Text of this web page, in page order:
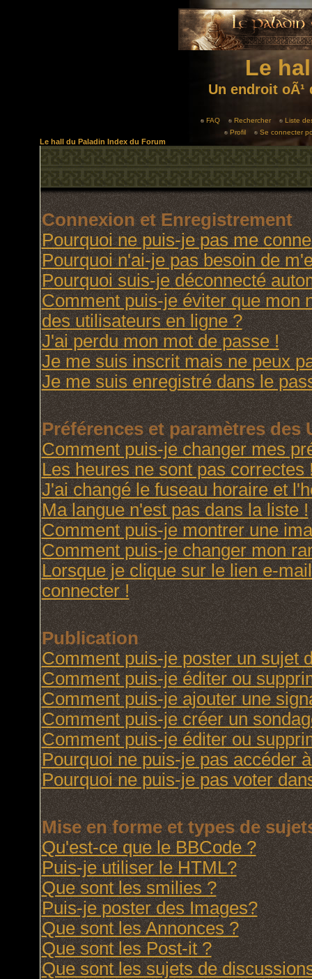
Le
Un endroit
FAQ Rechercher
Liste
Profil
Se connecter
Le hall du Paladin Index du Forum
Connexion et Enregistrement
Pourquoi ne puis-je pas me
Pourquoi n'ai-je pas besoin de
Pourquoi suis-je déconnecté
Comment puis-je éviter que mon
des utilisateurs en ligne ?
J'ai perdu mon mot de passe !
Je me suis inscrit mais ne peux
Je me suis enregistré dans le
Préférences et paramètres des
Comment puis-je changer mes
Les heures ne sont pas correctes
J'ai changé le fuseau horaire et
Ma langue n'est pas dans la liste !
Comment puis-je montrer une
Comment puis-je changer mon
Lorsque je clique sur le lien e-
connecter !
Publication
Comment puis-je poster un sujet
Comment puis-je éditer ou
Comment puis-je ajouter une
Comment puis-je créer un
Comment puis-je éditer ou
Pourquoi ne puis-je pas accéder
Pourquoi ne puis-je pas voter
Mise en forme et types de
Qu'est-ce que le BBCode ?
Puis-je utiliser le HTML?
Que sont les smilies ?
Puis-je poster des Images?
Que sont les Annonces ?
Que sont les Post-it ?
Que sont les sujets de